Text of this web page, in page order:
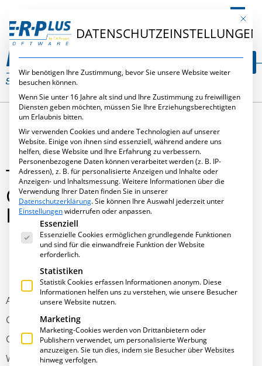
DE
THOMAS ANNIES ALS
GASTDOZENT AN DER
DHBW
Auch in diesem Jahr unterstützt Thomas Annies,
Geschäftsführender Gesellschafter der T.A.Project
GmbH, erneut die Duale Hochschule Baden-
Württemberg (DHBW) als Gastdozent. Der Diplom-
Mit
DATENSCHUTZEINSTELLUNGEN
Wir benötigen Ihre Zustimmung, bevor Sie unsere Website weiter
besuchen können.
Wenn Sie unter 16 Jahre alt sind und Ihre Zustimmung zu freiwilligen
Diensten geben möchten, müssen Sie Ihre Erziehungsberechtigten
um Erlaubnis bitten.
Wir verwenden Cookies und andere Technologien auf unserer
Website. Einige von ihnen sind essenziell, während andere uns
helfen, diese Website und Ihre Erfahrung zu verbessern.
Personenbezogene Daten können verarbeitet werden (z. B. IP-
Adressen), z. B. für personalisierte Anzeigen und Inhalte oder
Anzeigen- und Inhaltsmessung.Weitere Informationen über die
Verwendung Ihrer Daten finden Sie in unserer
Datenschutzerklärung.Sie können Ihre Auswahl jederzeit unter
Einstellungenwiderrufen oder anpassen.
Es folgt eine Liste der Service-Gruppen, für die eine
Essenziell
Essenzielle Cookies ermöglichen grundlegende Funktionen
und sind für die einwandfreie Funktion der Website
erforderlich.
Statistiken
Statistik Cookies erfassen Informationen anonym. Diese
Informationen helfen uns zu verstehen, wie unsere Besucher
unsere Website nutzen.
Marketing
Marketing-Cookies werden von Drittanbietern oder
Publishern verwendet, um personalisierte Werbung
anzuzeigen. Sie tun dies, indem sie Besucher über Websites
hinweg verfolgen.